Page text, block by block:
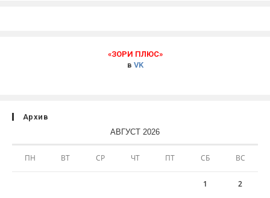
«ЗОРИ ПЛЮС»
в VK
Архив
АВГУСТ 2026
ПН ВТ СР ЧТ ПТ СБ ВС
1 2